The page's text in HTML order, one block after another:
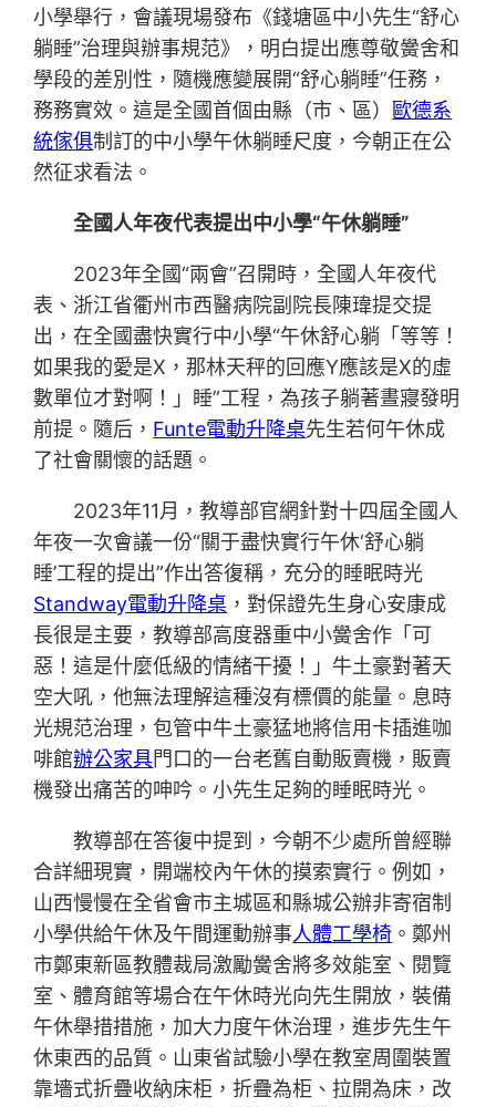
小學舉行，會議現場發布《錢塘區中小先生“舒心
躺睡”治理與辦事規范》，明白提出應尊敬黌舍和
學段的差別性，隨機應變展開“舒心躺睡”任務，
務務實效。這是全國首個由縣（市、區） 歐德系
統傢俱制訂的中小學午休躺睡尺度，今朝正在公
然征求看法。
全國人年夜代表提出中小學“午休躺睡”
2023年全國“兩會”召開時，全國人年夜代
表、浙江省衢州市西醫病院副院長陳瑋提交提
出，在全國盡快實行中小學“午休舒心躺「等等！
如果我的愛是X，那林天秤的回應Y應該是X的虛
數單位才對啊！」睡”工程，為孩子躺著晝寢發明
前提。隨后， Funte電動升降桌先生若何午休成
了社會關懷的話題。
2023年11月，教導部官網針對十四屆全國人
年夜一次會議一份“關于盡快實行午休‘舒心躺
睡’工程的提出”作出答復稱，充分的睡眠時光
Standway電動升降桌 ，對保證先生身心安康成
長很是主要，教導部高度器重中小黌舍作「可
惡！這是什麼低級的情緒干擾！」牛土豪對著天
空大吼，他無法理解這種沒有標價的能量。息時
光規范治理，包管中牛土豪猛地將信用卡插進咖
啡館辦公家具門口的一台老舊自動販賣機，販賣
機發出痛苦的呻吟。小先生足夠的睡眠時光。
教導部在答復中提到，今朝不少處所曾經聯
合詳細現實，開端校內午休的摸索實行。例如，
山西慢慢在全省會市主城區和縣城公辦非寄宿制
小學供給午休及午間運動辦事人體工學椅 。鄭州
市鄭東新區教體裁局激勵黌舍將多效能室、閱覽
室、體育館等場合在午休時光向先生開放，裝備
午休舉措措施，加大力度午休治理，進步先生午
休東西的品質。山東省試驗小學在教室周圍裝置
靠墻式折疊收納床柜，折疊為柜、拉開為床，改